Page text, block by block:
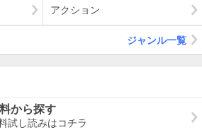
アクション
ジャンル一覧
から探す
試し読みはコチラ